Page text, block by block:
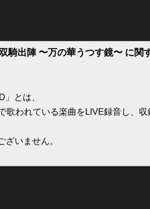
騎出陣 〜万の華うつす鏡〜 に関
とは、
われている楽曲をLIVE録音し、収
いません。